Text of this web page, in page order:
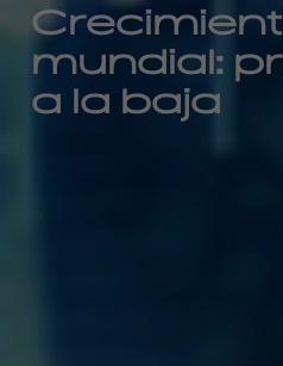
mundial:
a la baja